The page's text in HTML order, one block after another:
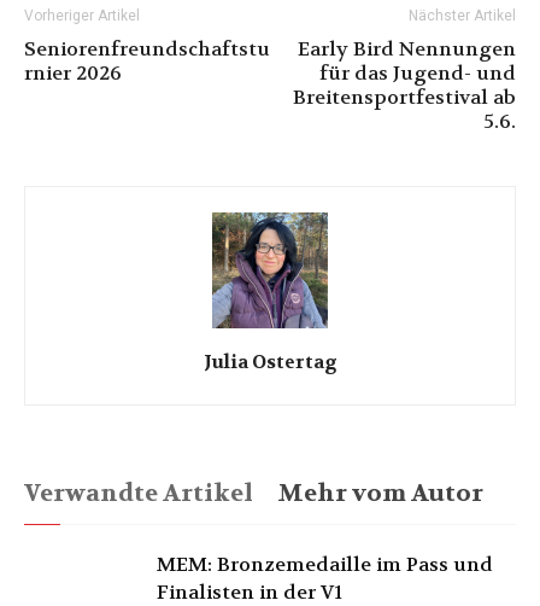
Vorheriger Artikel
Seniorenfreundschaftstu
rnier 2026
Nächster Artikel
Early Bird Nennungen
für das Jugend- und
Breitensportfestival ab
5.6.
Julia Ostertag
Verwandte Artikel Mehr vom Autor
MEM: Bronzemedaille im Pass und
Finalisten in der V1